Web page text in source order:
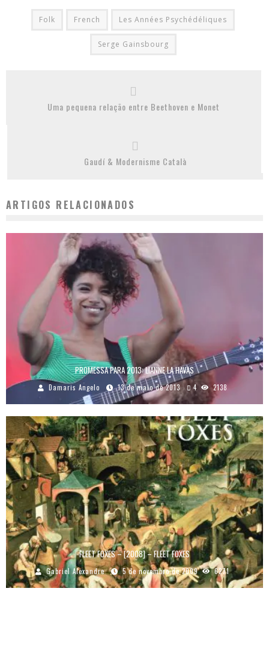
Folk French Les Années Psychédéliques
Serge Gainsbourg
Uma pequena relação entre Beethoven e Monet
Gaudí & Modernisme Català
ARTIGOS RELACIONADOS
PROMESSA PARA 2013: LIANNE LA HAVAS
Damaris Angelo 13 de maio de 2013 4 2138
FLEET FOXES – [2008] – FLEET FOXES
Gabriel Alexandre 5 de novembro de 2009 6271